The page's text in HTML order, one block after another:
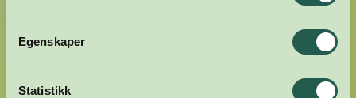
Egenskaper
Statistikk